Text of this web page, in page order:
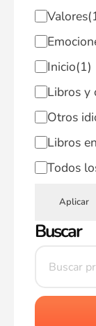
Valores
Inicio(1)
Libros y
Otros
Libros
Todos
Aplicar
Buscar